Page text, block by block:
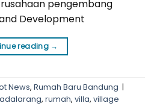
pengembang
Development
reading →
News, Rumah Baru Bandung |
, rumah, villa, village